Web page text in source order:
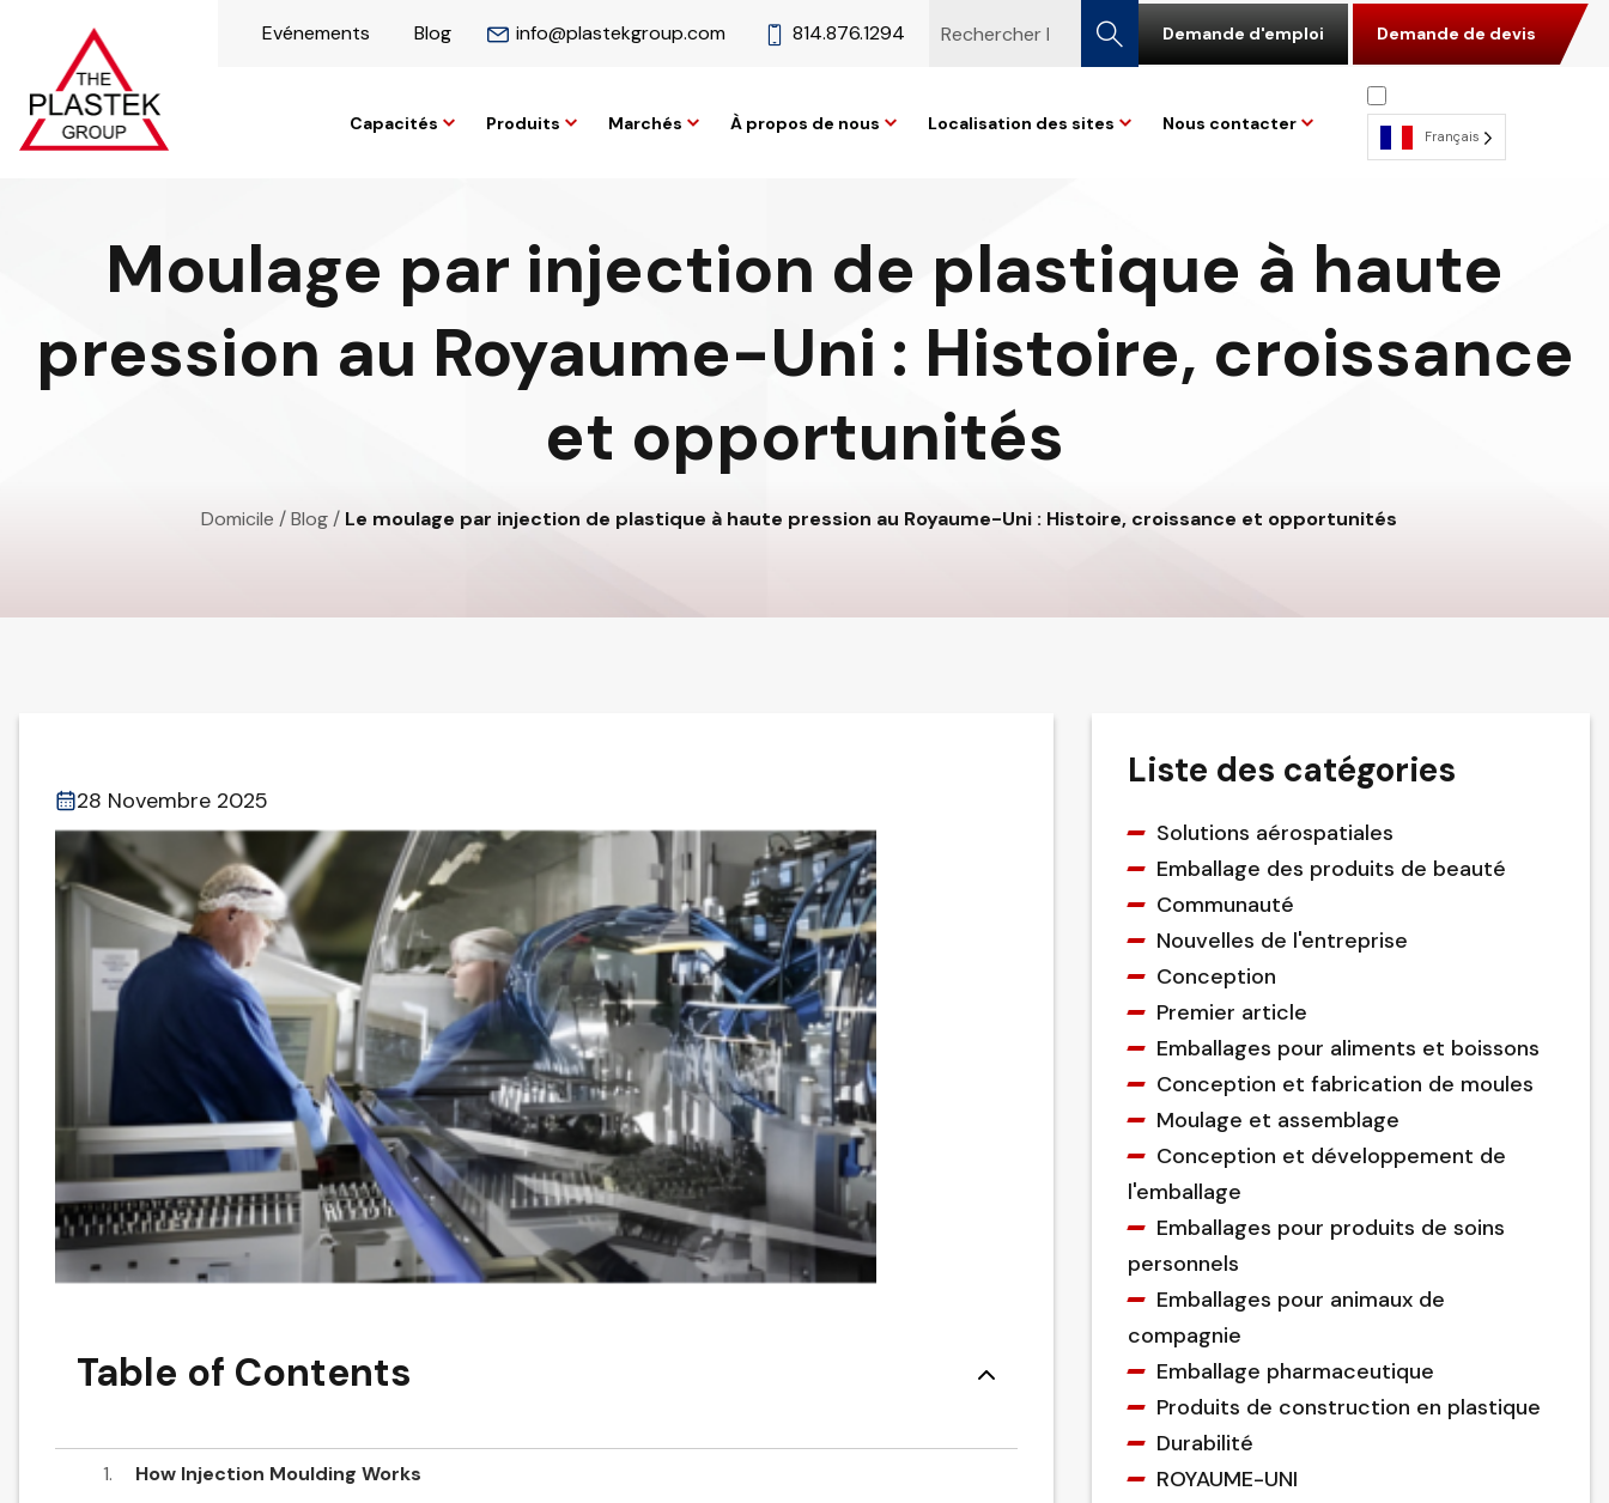
Evénements Blog info@plastekgroup.com 814.876.1294 Demande d'emploi Demande de devis
Capacités Produits Marchés À propos de nous Localisation des sites Nous contacter
Français
Moulage par injection de plastique à haute
pression au Royaume-Uni : Histoire, croissance
et opportunités
Domicile /Blog / Le moulage par injection de plastique à haute pression au Royaume-Uni : Histoire, croissance et opportunités
28 Novembre 2025
Table of Contents
How Injection Moulding Works
Liste des catégories
Solutions aérospatiales
Emballage des produits de beauté
Communauté
Nouvelles de l'entreprise
Conception
Premier article
Emballages pour aliments et boissons
Conception et fabrication de moules
Moulage et assemblage
Conception et développement de
l'emballage
Emballages pour produits de soins
personnels
Emballages pour animaux de
compagnie
Emballage pharmaceutique
Produits de construction en plastique
Durabilité
ROYAUME-UNI